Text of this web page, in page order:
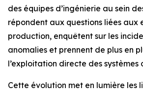
des équipes d’ingénierie au sein
répondent aux questions liées aux
production, enquêtent sur les
anomalies et prennent de plus en
l’exploitation directe des systèmes
Cette évolution met en lumière les